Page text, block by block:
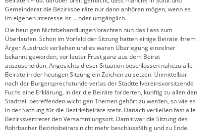
Gemeinderat die Bezirksbeiräte nur dann anhören mögen, wenn es
im eigenen Interesse ist … oder umgänglich.
Die heutigen Nichtbehandlungen brachten nun das Fass zum
Überlaufen. Schon im Vorfeld der Sitzung hatten einige Beiräte ihrem
Ärger Ausdruck verliehen und es waren Überlegung einzelner
bekannt geworden, vor lauter Frust ganz aus dem Beirat
auszuscheiden. Angesichts dieser Situation beschlossen nahezu alle
Beiräte in der heutigen Sitzung ein Zeichen zu setzen. Unmittelbar
nach der Bürgersprechstunde verlas der Stadtteilvereinsvorsitzende
Fuchs eine Erklärung, in der die Beiräte forderten, künftig zu allen den
Stadtteil betreffenden wichtigen Themen gehört zu werden, so wie es
in der Satzung für die Bezirksbeiräte steht. Danach verließen fast alle
Bezirksvertreter den Versammlungsort. Damit war die Sitzung des
Rohrbacher Bezirksbeirats nicht mehr beschlussfähig und zu Ende.